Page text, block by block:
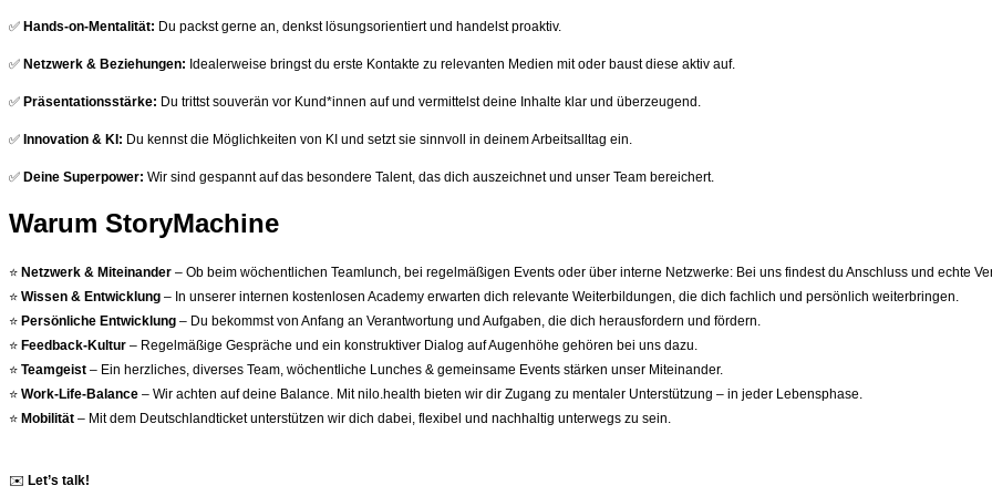
✅ Hands-on-Mentalität: Du packst gerne an, denkst lösungsorientiert und handelst proaktiv.
✅ Netzwerk & Beziehungen: Idealerweise bringst du erste Kontakte zu relevanten Medien mit oder baust diese aktiv auf.
✅ Präsentationsstärke: Du trittst souverän vor Kund*innen auf und vermittelst deine Inhalte klar und überzeugend.
✅ Innovation & KI: Du kennst die Möglichkeiten von KI und setzt sie sinnvoll in deinem Arbeitsalltag ein.
✅ Deine Superpower: Wir sind gespannt auf das besondere Talent, das dich auszeichnet und unser Team bereichert.
Warum StoryMachine
⭐ Netzwerk & Miteinander – Ob beim wöchentlichen Teamlunch, bei regelmäßigen Events oder über interne Netzwerke: Bei uns findest du Anschluss und echte
⭐ Wissen & Entwicklung – In unserer internen kostenlosen Academy erwarten dich relevante Weiterbildungen, die dich fachlich und persönlich weiterbringen.
⭐ Persönliche Entwicklung – Du bekommst von Anfang an Verantwortung und Aufgaben, die dich herausfordern und fördern.
⭐ Feedback-Kultur – Regelmäßige Gespräche und ein konstruktiver Dialog auf Augenhöhe gehören bei uns dazu.
⭐ Teamgeist – Ein herzliches, diverses Team, wöchentliche Lunches & gemeinsame Events stärken unser Miteinander.
⭐ Work-Life-Balance – Wir achten auf deine Balance. Mit nilo.health bieten wir dir Zugang zu mentaler Unterstützung – in jeder Lebensphase.
⭐ Mobilität – Mit dem Deutschlandticket unterstützen wir dich dabei, flexibel und nachhaltig unterwegs zu sein.
✉️ Let’s talk!